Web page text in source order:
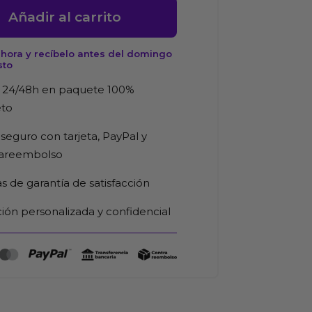
Añadir al carrito
y recíbelo antes del domingo
24/48h en paquete 100%
con tarjeta, PayPal y
de garantía de satisfacción
personalizada y confidencial